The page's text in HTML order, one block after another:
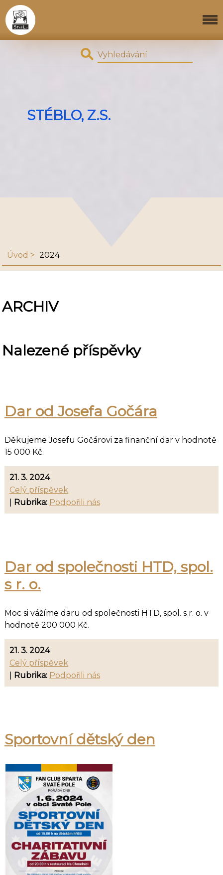
STÉBLO, Z.S.
Úvod 2024
ARCHIV
Nalezené příspěvky
Dar od Josefa Gočára
Děkujeme Josefu Gočárovi za finanční dar v hodnotě
15 000 Kč.
21. 3. 2024
Celý příspěvek
Rubrika: Podpořili nás
Dar od společnosti HTD, spol.
s r. o.
Moc si vážíme daru od společnosti HTD, spol. s r. o. v
hodnotě 200 000 Kč.
21. 3. 2024
Celý příspěvek
Rubrika: Podpořili nás
Sportovní dětský den